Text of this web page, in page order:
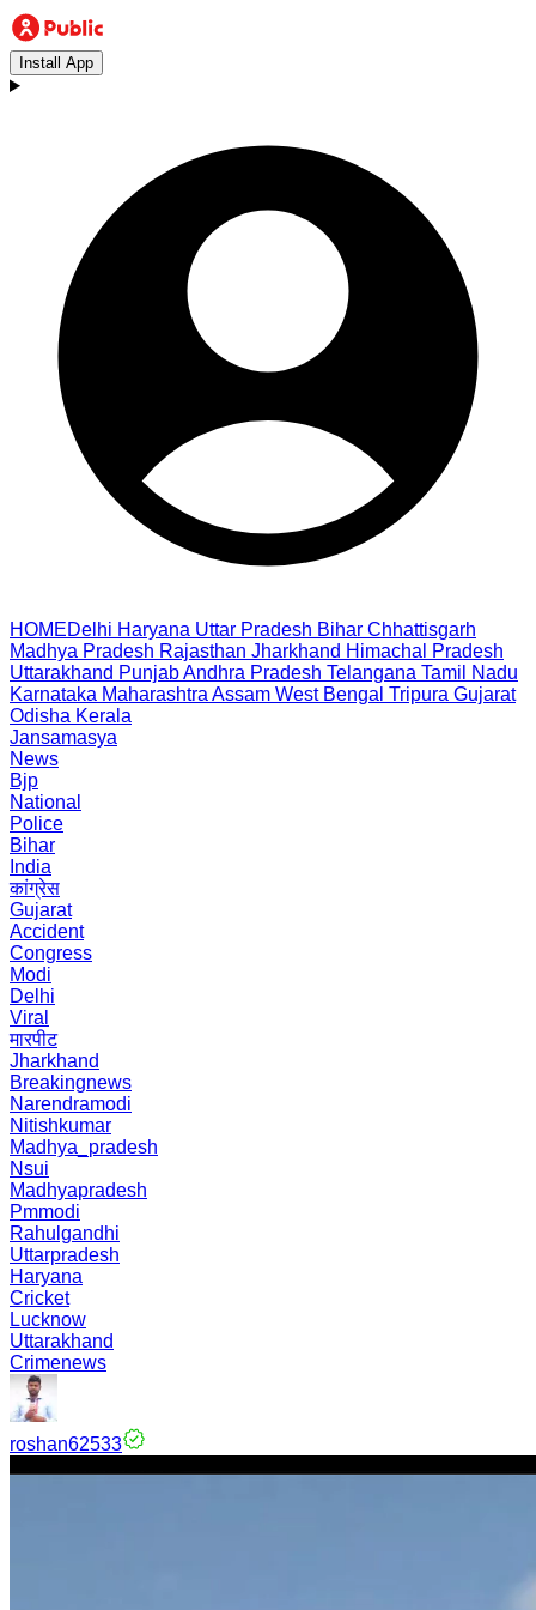
Install App
HOMEDelhi Haryana Uttar Pradesh Bihar Chhattisgarh
Madhya Pradesh Rajasthan Jharkhand Himachal Pradesh
Uttarakhand PunjabAndhra Pradesh Telangana Tamil Nadu
Karnataka Maharashtra Assam West Bengal Tripura Gujarat
Odisha Kerala
Jansamasya
News
Bjp
National
Police
Bihar
India
कांग्रेस
Gujarat
Accident
Congress
Modi
Delhi
Viral
मारपीट
Jharkhand
Breakingnews
Narendramodi
Nitishkumar
Madhya_pradesh
Nsui
Madhyapradesh
Pmmodi
Rahulgandhi
Uttarpradesh
Haryana
Cricket
Lucknow
Uttarakhand
Crimenews
roshan62533